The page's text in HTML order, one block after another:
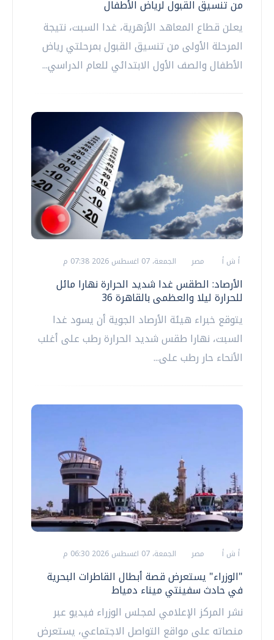
من تنسيق القبول لرياض الأطفال
يعلن قطاع المعاهد الأزهرية، غدا السبت، نتيجة
المرحلة الأولى من تنسيق القبول بمرحلتي رياض
الأطفال والصف الأول الابتدائي للعام الدراسي...
أ ش أ مصر الجمعة، 07 اغسطس 2026 07:38 م
الأرصاد: الطقس غدا شديد الحرارة نهارا مائل
للحرارة ليلا والعظمى بالقاهرة 36
يتوقع خبراء هيئة الأرصاد الجوية أن يسود غدا
السبت، نهارا طقس شديد الحرارة رطب على أغلب
الأنحاء حار رطب على...
أ ش أ مصر الجمعة، 07 اغسطس 2026 06:30 م
"الوزراء" يستعرض قصة أبطال القاطرات البحرية
في حادث سفينتي ميناء دمياط
نشر المركز الإعلامي لمجلس الوزراء فيديو عبر
منصاته على مواقع التواصل الاجتماعي، يستعرض